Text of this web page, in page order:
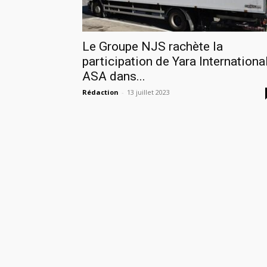
Le Groupe NJS rachète la
participation de Yara
ASA dans...
Rédaction - 13 juillet 2023